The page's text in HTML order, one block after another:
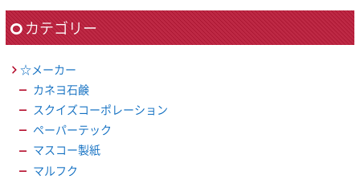
カテゴリー
☆メーカー
カネヨ石鹸
スクイズコーポレーション
ペーパーテック
マスコー製紙
マルフク